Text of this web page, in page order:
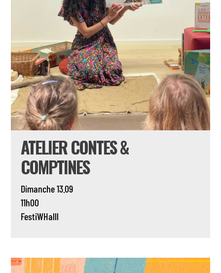
ATELIER CONTES &
COMPTINES
Dimanche 13.09
11h00
FestiWHalll